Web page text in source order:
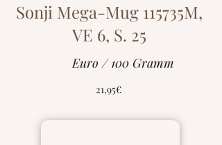
Sonji Mega-Mug 115735M,
VE 6, S. 25
Euro / 100 Gramm
21,95€